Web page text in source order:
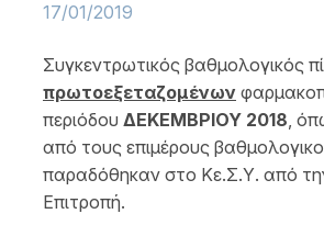
17/01/2019
Συγκεντρωτικός βαθμολογικός
πρωτοεξεταζομένων
περιόδου ΔΕΚΕΜΒΡΙΟΥ 2018,
από τους επιμέρους
παραδόθηκαν στο Κε.Σ.Υ. από
Επιτροπή.